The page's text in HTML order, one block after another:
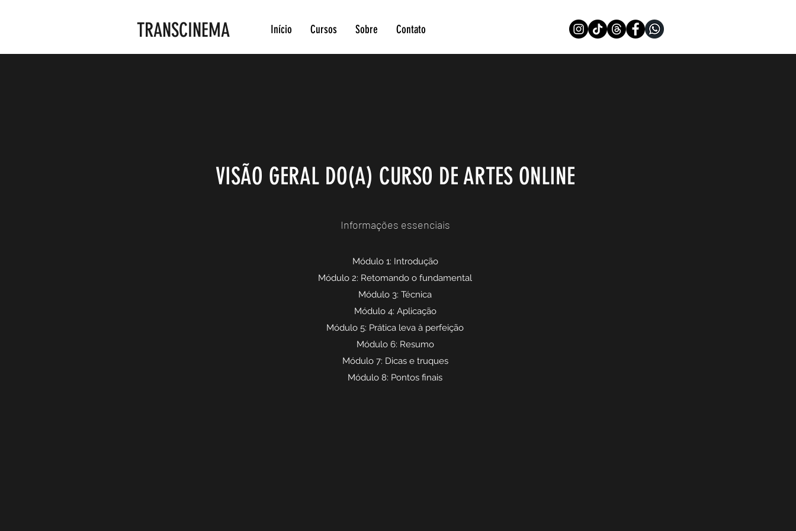
TRANSCINEMA Início Cursos Sobre Contato
VISÃO GERAL DO(A) CURSO DE ARTES ONLINE
Informações essenciais
Módulo 1: Introdução
Módulo 2: Retomando o fundamental
Módulo 3: Técnica
Módulo 4: Aplicação
Módulo 5: Prática leva à perfeição
Módulo 6: Resumo
Módulo 7: Dicas e truques
Módulo 8: Pontos finais